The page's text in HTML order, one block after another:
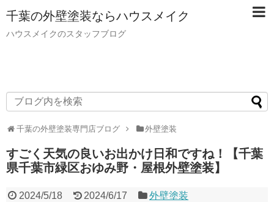
千葉の外壁塗装ならハウスメイク
ハウスメイクのスタッフブログ
千葉の外壁塗装専門店ブログ 外壁塗装
すごく天気の良いお出かけ日和ですね！【千葉
県千葉市緑区おゆみ野・屋根外壁塗装】
2024/5/18 2024/6/17 外壁塗装